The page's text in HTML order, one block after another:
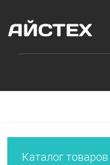
Каталог товаров